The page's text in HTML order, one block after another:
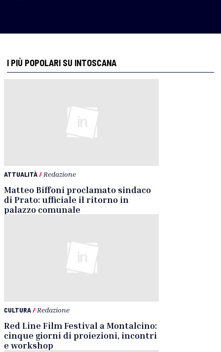
I PIÙ POPOLARI SU INTOSCANA
ATTUALITÀ/ Redazione
Matteo Biffoni proclamato sindaco
di Prato: ufficiale il ritorno in
palazzo comunale
CULTURA/ Redazione
Red Line Film Festival a Montalcino:
cinque giorni di proiezioni, incontri
e workshop